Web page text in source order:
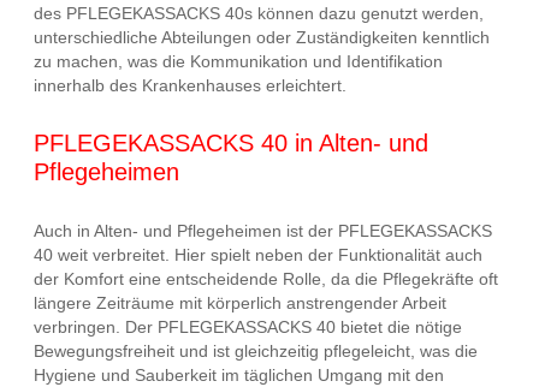
des PFLEGEKASSACKS 40s können dazu genutzt werden,
unterschiedliche Abteilungen oder Zuständigkeiten kenntlich
zu machen, was die Kommunikation und Identifikation
innerhalb des Krankenhauses erleichtert.
PFLEGEKASSACKS 40 in Alten- und
Pflegeheimen
Auch in Alten- und Pflegeheimen ist der PFLEGEKASSACKS
40 weit verbreitet. Hier spielt neben der Funktionalität auch
der Komfort eine entscheidende Rolle, da die Pflegekräfte oft
längere Zeiträume mit körperlich anstrengender Arbeit
verbringen. Der PFLEGEKASSACKS 40 bietet die nötige
Bewegungsfreiheit und ist gleichzeitig pflegeleicht, was die
Hygiene und Sauberkeit im täglichen Umgang mit den